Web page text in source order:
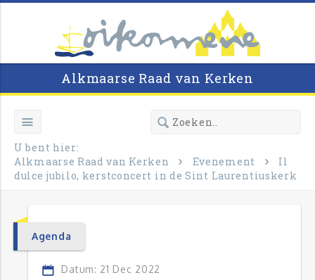
Alkmaarse Raad van Kerken
U bent hier:
Alkmaarse Raad van Kerken
Evenement
Il
dulce jubilo, kerstconcert in de Sint Laurentiuskerk
Agenda
Datum: 21 Dec 2022